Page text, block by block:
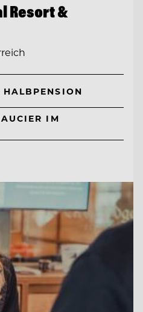
Resort &